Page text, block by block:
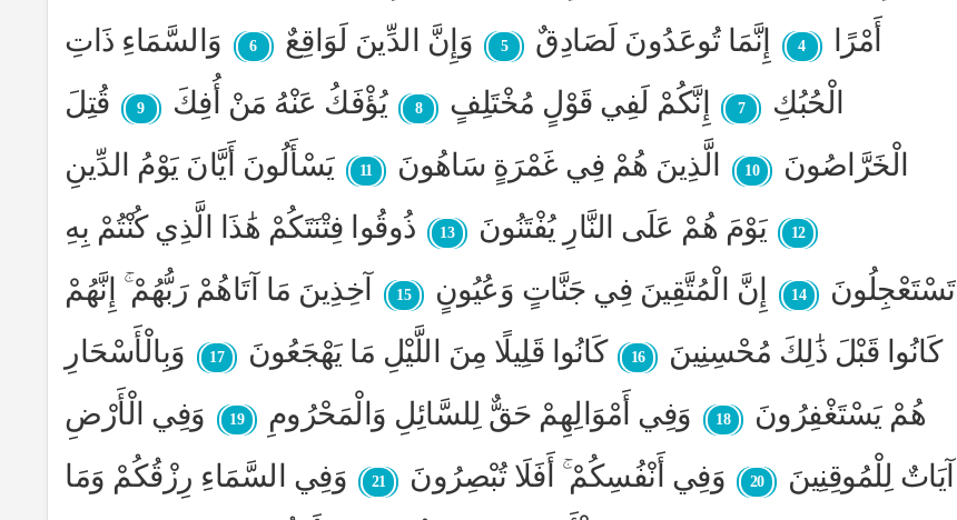
أَمْرًا
4 إِنَّمَا تُوعَدُونَ لَصَادِقٌ 5 وَإِنَّ الدِّينَ لَوَاقِعٌ 6
وَالسَّمَاءِ ذَاتِ
الْحُبُكِ
7 إِنَّكُمْ لَفِي قَوْلٍ مُخْتَلِفٍ 8 يُؤْفَكُ عَنْهُ مَنْ أُفِكَ 9
قُتِلَ
الْخَرَّاصُونَ
10 الَّذِينَ هُمْ فِي غَمْرَةٍ سَاهُونَ 11 يَسْأَلُونَ أَيَّانَ يَوْمُ الدِّينِ
12 يَوْمَ هُمْ عَلَى النَّارِ يُفْتَنُونَ 13
ذُوقُوا فِتْنَتَكُمْ هَٰذَا الَّذِي كُنْتُمْ بِهِ
تَسْتَعْجِلُونَ
14 إِنَّ الْمُتَّقِينَ فِي جَنَّاتٍ وَعُيُونٍ 15
آخِذِينَ مَا آتَاهُمْ رَبُّهُمْ ۚ إِنَّهُمْ
كَانُوا قَبْلَ ذَٰلِكَ مُحْسِنِينَ
16 كَانُوا قَلِيلًا مِنَ اللَّيْلِ مَا يَهْجَعُونَ 17
وَبِالْأَسْحَارِ
هُمْ يَسْتَغْفِرُونَ
18 وَفِي أَمْوَالِهِمْ حَقٌّ لِلسَّائِلِ وَالْمَحْرُومِ 19
وَفِي الْأَرْضِ
آيَاتٌ لِلْمُوقِنِينَ
20 وَفِي أَنْفُسِكُمْ ۚ أَفَلَا تُبْصِرُونَ 21
وَفِي السَّمَاءِ رِزْقُكُمْ وَمَا